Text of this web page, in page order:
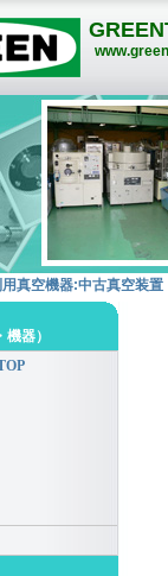
真空機器:中古真空装置
機器）